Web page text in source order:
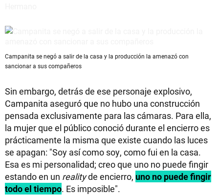
Campanita se negó a salir de la casa y la producción la amenazó con
sancionar a sus compañeros
Sin embargo, detrás de ese personaje explosivo,
Campanita aseguró que no hubo una construcción
pensada exclusivamente para las cámaras. Para ella,
la mujer que el público conoció durante el encierro es
prácticamente la misma que existe cuando las luces
se apagan: "Soy así como soy, como fui en la casa.
Esa es mi personalidad; creo que uno no puede fingir
estando en un realityde encierro, uno no puede fingir
todo el tiempo. Es imposible".